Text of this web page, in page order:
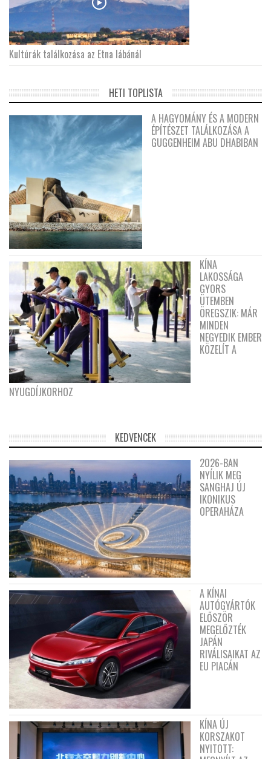
Kultúrák találkozása az Etna lábánál
HETI TOPLISTA
A HAGYOMÁNY ÉS A MODERN
ÉPÍTÉSZET TALÁLKOZÁSA A
GUGGENHEIM ABU DHABIBAN
KÍNA
LAKOSSÁGA
GYORS
ÜTEMBEN
ÖREGSZIK: MÁR
MINDEN
NEGYEDIK EMBER
KÖZELÍT A
NYUGDÍJKORHOZ
KEDVENCEK
2026-BAN
NYÍLIK MEG
SANGHAJ ÚJ
IKONIKUS
OPERAHÁZA
A KÍNAI
AUTÓGYÁRTÓK
ELŐSZÖR
MEGELŐZTÉK
JAPÁN
RIVÁLISAIKAT AZ
EU PIACÁN
KÍNA ÚJ
KORSZAKOT
NYITOTT: